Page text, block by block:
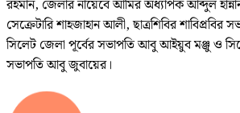
রহমান, জেলার নায়েবে আমির অধ্যাপক আব্দুল
সেক্রেটারি শাহজাহান আলী, ছাত্রশিবির শাবিপ্রবির
সিলেট জেলা পূর্বের সভাপতি আবু আইয়ুব মঞ্জু ও
সভাপতি আবু জুবায়ের।